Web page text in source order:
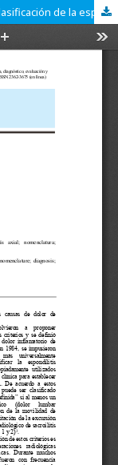
CAPÍTULO 2: Nomenclatura, diagnóstico y clasificación de la espondiloartritis axial